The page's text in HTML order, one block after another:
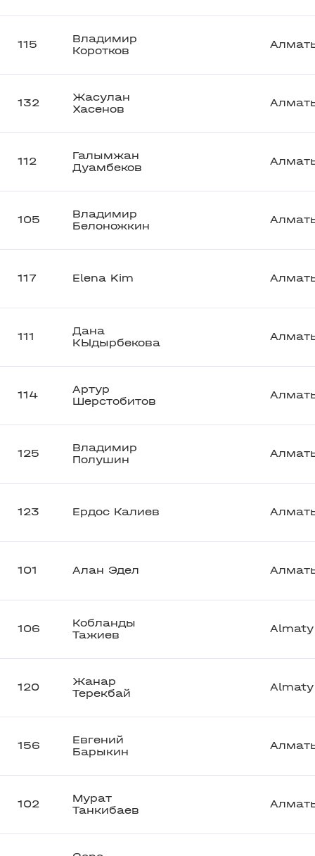
115
Владимир
Коротков
132
Жасулан
Хасенов
112
Галымжан
Дуамбеков
105
Владимир
Белоножкин
117 Elena Kim
111
Дана
КЫдырбекова
114
Артур
Шерстобитов
125
Владимир
Полушин
123 Ердос Калиев
101 Алан Эдел
106
Кобланды
Тажиев
Almaty
120
Жанар
Терекбай
Almaty
156
Евгений
Барыкин
102
Мурат
Танкибаев